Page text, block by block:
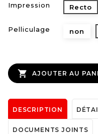
Impression Recto
Pelliculage non
 AJOUTER AU
DESCRIPTION
DOCUMENTS JOINTS